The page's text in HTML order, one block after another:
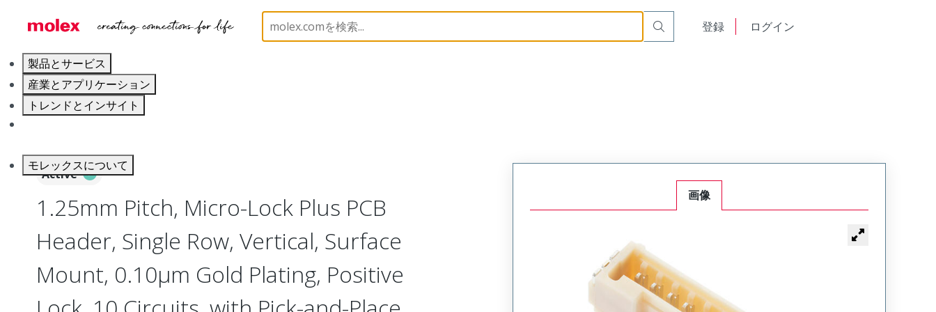
登録 ログイン
製品とサービス
産業とアプリケーション
トレンドとインサイト
モレックスについて
PCB / Wire Connectors PCB Headers and Receptacles 505568 5055681080
Active
1.25mm Pitch, Micro-Lock Plus PCB
Header, Single Row, Vertical, Surface
Mount, 0.10µm Gold Plating, Positive
画像